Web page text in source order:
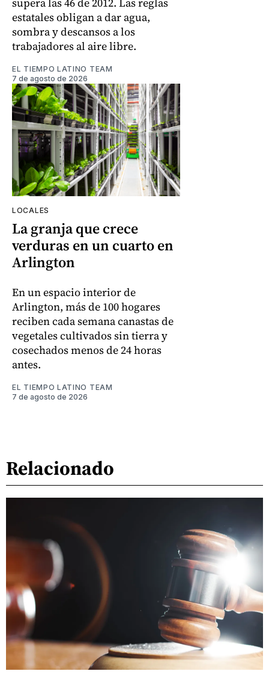
estatales obligan a dar agua,
sombra y descansos a los
trabajadores al aire libre.
EL TIEMPO LATINO TEAM
7 de agosto de 2026
LOCALES
La granja que crece
verduras en un cuarto en
Arlington
En un espacio interior de
Arlington, más de 100 hogares
reciben cada semana canastas de
vegetales cultivados sin tierra y
cosechados menos de 24 horas
antes.
EL TIEMPO LATINO TEAM
7 de agosto de 2026
Relacionado